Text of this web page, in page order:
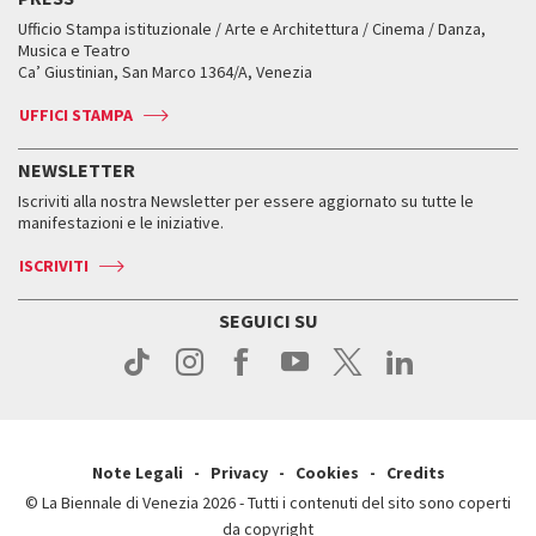
Servizi al pubblico
Come raggiungerci
Press
Orari e sedi
Accrediti
Come raggiungerci
Orari e sedi
Biglietti
Accrediti
Come raggiungerci
Contatti
Press
Servizi al pubblico
Come raggiungerci
Press
Workshop di critica teatrale
Leone d’oro alla carriera
Leone d’argento
Edizioni passate
Orari e sedi
Biglietti
Servizi al pubblico
Come raggiungerci
Contatti
Fondi e Collezioni
Biennale College ASAC
ASAC DATI
Storia
Orari e sedi
Ufficio Stampa istituzionale / Arte e Architettura / Cinema / Danza,
Musica e Teatro
Ca’ Giustinian, San Marco 1364/A, Venezia
UFFICI STAMPA
NEWSLETTER
Iscriviti alla nostra Newsletter per essere aggiornato su tutte le
manifestazioni e le iniziative.
ISCRIVITI
SEGUICI SU
Note Legali Privacy Cookies
Credits
© La Biennale di Venezia 2026 - Tutti i contenuti del sito sono coperti
da copyright